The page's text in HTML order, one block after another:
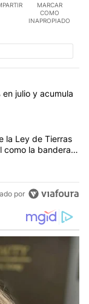
MARCAR
COMO
INAPROPIADO
en los
en CABA
en julio y acumula
Volosin el
la Ley de Tierras
como la bandera
por